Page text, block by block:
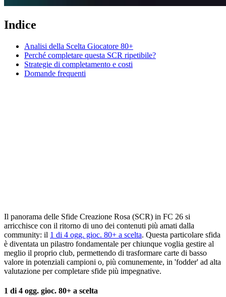
Indice
Analisi della Scelta Giocatore 80+
Perché completare questa SCR ripetibile?
Strategie di completamento e costi
Domande frequenti
Il panorama delle Sfide Creazione Rosa (SCR) in FC 26 si
arricchisce con il ritorno di uno dei contenuti più amati dalla
community: il 1 di 4 ogg. gioc. 80+ a scelta. Questa particolare sfida
è diventata un pilastro fondamentale per chiunque voglia gestire al
meglio il proprio club, permettendo di trasformare carte di basso
valore in potenziali campioni o, più comunemente, in 'fodder' ad alta
valutazione per completare sfide più impegnative.
1 di 4 ogg. gioc. 80+ a scelta